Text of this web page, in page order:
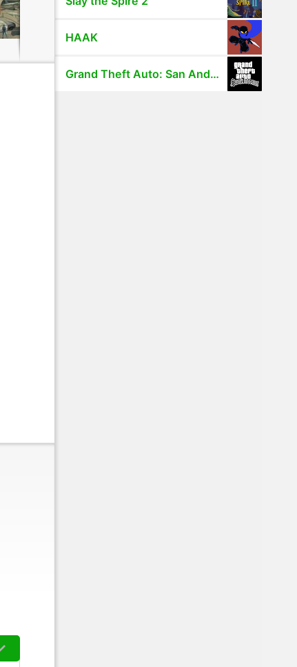
HAAK
Grand Theft Auto: San Andreas